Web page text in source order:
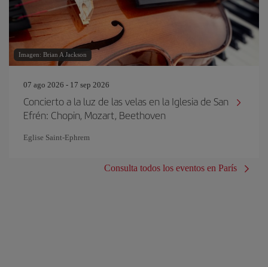
Imagen: Brian A Jackson
07 ago 2026 - 17 sep 2026
Concierto a la luz de las velas en la Iglesia de San
Efrén: Chopin, Mozart, Beethoven
Eglise Saint‐Ephrem
Consulta todos los eventos en París